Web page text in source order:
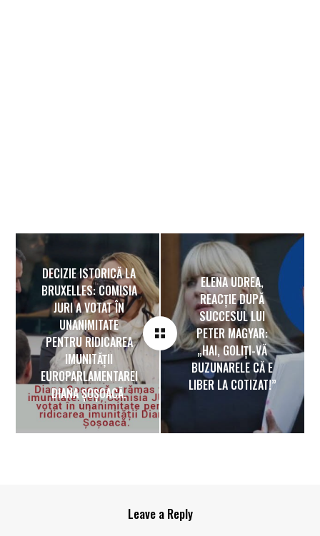
DECIZIE ISTORICĂ LA
BRUXELLES: COMISIA
JURI A VOTAT ÎN
UNANIMITATE
PENTRU RIDICAREA
IMUNITĂȚII
EUROPARLAMENTAREI
DIANA ȘOȘOACĂ.
ELENA UDREA,
REACȚIE DUPĂ
SUCCESUL LUI
PETER MAGYAR:
„HAI, GOLIȚI-VĂ
BUZUNARELE CĂ E
LIBER LA COTIZAT!”
Leave a Reply